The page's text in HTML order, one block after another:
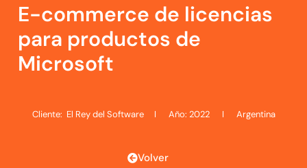
E-commerce de licencias
para productos de
Microsoft
Cliente: El Rey del Software I Año: 2022 I Argentina
Volver